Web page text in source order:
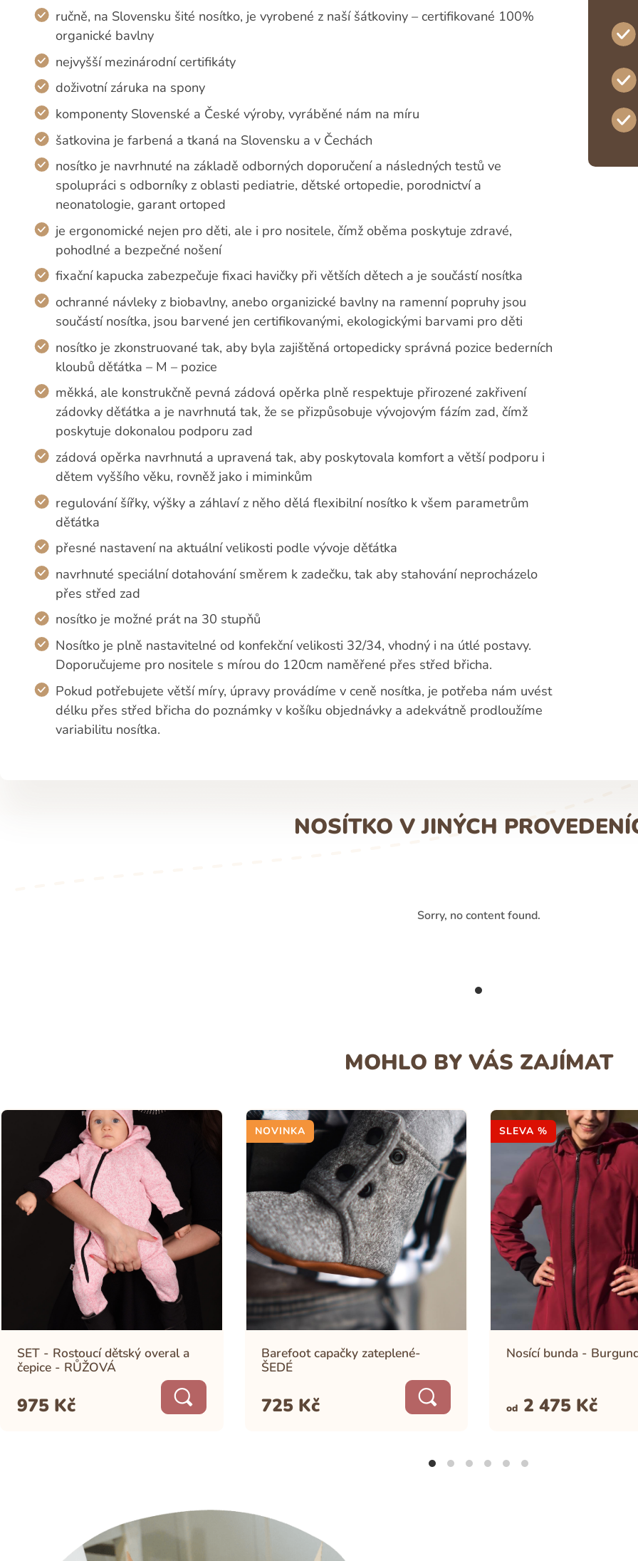
ručně, na Slovensku šité nosítko, je vyrobené z naší šátkoviny – certifikované 100%
organické bavlny
nejvyšší mezinárodní certifikáty
doživotní záruka na spony
komponenty Slovenské a České výroby, vyráběné nám na míru
šatkovina je farbená a tkaná na Slovensku a v Čechách
nosítko je navrhnuté na základě odborných doporučení a následných testů ve
spolupráci s odborníky z oblasti pediatrie, dětské ortopedie, porodnictví a
neonatologie, garant ortoped
je ergonomické nejen pro děti, ale i pro nositele, čímž oběma poskytuje zdravé,
pohodlné a bezpečné nošení
fixační kapucka zabezpečuje fixaci havičky při větších dětech a je součástí nosítka
ochranné návleky z biobavlny, anebo organizické bavlny na ramenní popruhy jsou
součástí nosítka, jsou barvené jen certifikovanými, ekologickými barvami pro děti
nosítko je zkonstruované tak, aby byla zajištěná ortopedicky správná pozice bederních
kloubů děťátka – M – pozice
měkká, ale konstrukčně pevná zádová opěrka plně respektuje přirozené zakřivení
zádovky děťátka a je navrhnutá tak, že se přizpůsobuje vývojovým fázím zad, čímž
poskytuje dokonalou podporu zad
zádová opěrka navrhnutá a upravená tak, aby poskytovala komfort a větší podporu i
dětem vyššího věku, rovněž jako i miminkům
regulování šířky, výšky a záhlaví z něho dělá flexibilní nosítko k všem parametrům
děťátka
přesné nastavení na aktuální velikosti podle vývoje děťátka
navrhnuté speciální dotahování směrem k zadečku, tak aby stahování neprocházelo
přes střed zad
nosítko je možné prát na 30 stupňů
Nosítko je plně nastavitelné od konfekční velikosti 32/34, vhodný i na útlé postavy.
Doporučujeme pro nositele s mírou do 120cm naměřené přes střed břicha.
Pokud potřebujete větší míry, úpravy provádíme v ceně nosítka, je potřeba nám uvést
délku přes střed břicha do poznámky v košíku objednávky a adekvátně prodloužíme
variabilitu nosítka.
NOSÍTKO V JINÝCH
Sorry, no content found.
MOHLO BY VÁS ZAJÍMAT
SET - Rostoucí dětský overal a
čepice - RŮŽOVÁ
975 Kč
NOVINKA
Barefoot capačky zateplené-
ŠEDÉ
725 Kč
SLEVA %
Nosící bunda -
od 2 475 Kč